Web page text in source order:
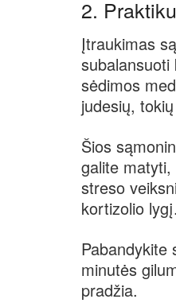
2.
Įtraukimas
sėdimos
judesių,
Šios
galite
streso
kortizolio lygį.
Pabandykite
minutės
pradžia.